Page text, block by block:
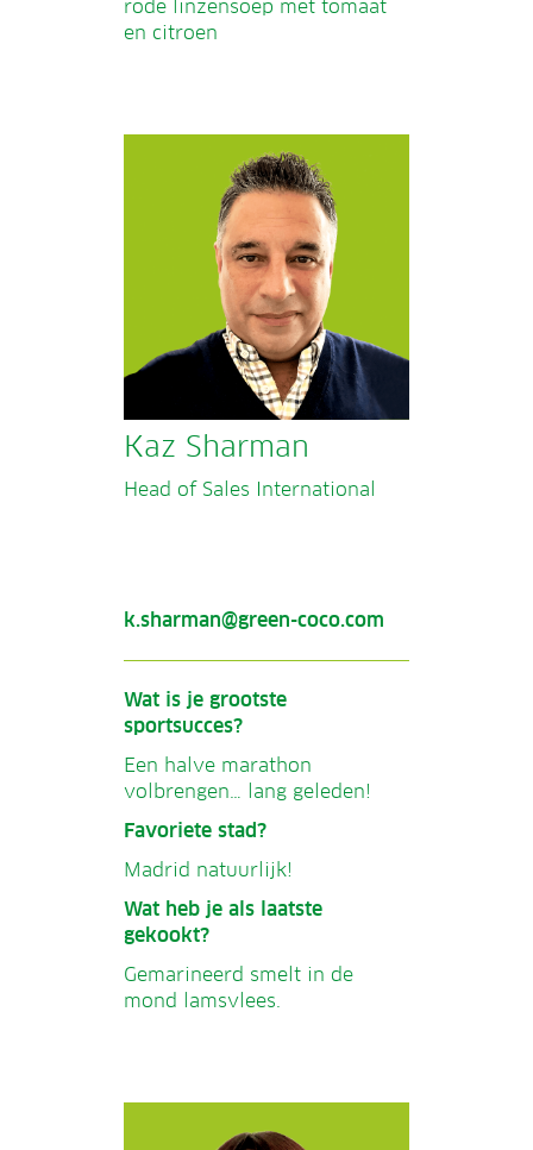
rode linzensoep met tomaat
en citroen
Kaz Sharman
Head of Sales International
k.sharman@green-coco.com
Wat is je grootste
sportsucces?
Een halve marathon
volbrengen… lang geleden!
Favoriete stad?
Madrid natuurlijk!
Wat heb je als laatste
gekookt?
Gemarineerd smelt in de
mond lamsvlees.